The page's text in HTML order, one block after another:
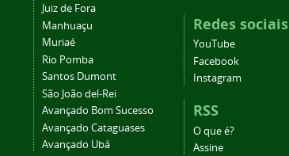
Juiz de Fora
Manhuaçu
Muriaé
Rio Pomba
Santos Dumont
São João del-Rei
Avançado Bom Sucesso
Avançado Cataguases
Avançado Ubá
Redes sociais
YouTube
Facebook
Instagram
RSS
O que é?
Assine